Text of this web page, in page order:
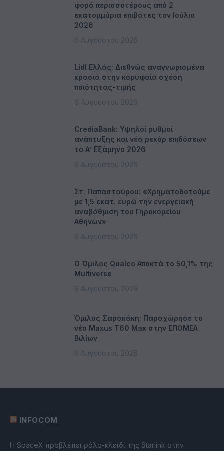
φορά περισσοτέρους από 2
εκατομμύρια επιβάτες τον Ιούλιο
2026
6 Αυγούστου 2026
Lidl Ελλάς: Διεθνώς αναγνωρισμένα
κρασιά στην κορυφαία σχέση
ποιότητας-τιμής
6 Αυγούστου 2026
CrediaBank: Υψηλοί ρυθμοί
ανάπτυξης και νέα ρεκόρ επιδόσεων
το Α’ Εξάμηνο 2026
6 Αυγούστου 2026
Στ. Παπασταύρου: «Χρηματοδοτούμε
με 1,5 εκατ. ευρώ την ενεργειακή
αναβάθμιση του Γηροκομείου
Αθηνών»
6 Αυγούστου 2026
Ο Όμιλος Qualco Αποκτά το 50,1% της
Multiverse
6 Αυγούστου 2026
Όμιλος Σαρακάκη: Παραχώρησε το
νέο Maxus T60 Max στην ΕΠΟΜΕΑ
Βιλίων
6 Αυγούστου 2026
INFOCOM
Η SpaceX προβλέπει ρόλο-κλειδί της Starlink στην